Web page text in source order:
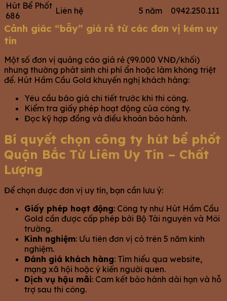
Hút Bể Phốt
686
Liên hệ 5 năm 0942.250.111
Cảnh giác “bẫy” giá rẻ từ các đơn vị kém uy
tín
Một số đơn vị quảng cáo giá rẻ (99.000 VNĐ/khối)
nhưng thường phát sinh chi phí ẩn hoặc làm không triệt
để. Hút Hầm Cầu Gold khuyến nghị khách hàng:
Yêu cầu báo giá chi tiết trước khi thi công.
Kiểm tra giấy phép hoạt động của công ty.
Đọc kỹ hợp đồng và điều khoản bảo hành.
Bí quyết chọn công ty hút bể phốt
Quận Bắc Từ Liêm Uy Tín – Chất
Lượng
Để chọn được đơn vị uy tín, bạn cần lưu ý:
Giấy phép hoạt động: Công ty như Hút Hầm Cầu
Gold cần được cấp phép bởi Bộ Tài nguyên và Môi
trường.
Kinh nghiệm: Ưu tiên đơn vị có trên 5 năm kinh
nghiệm.
Đánh giá khách hàng: Tìm hiểu qua website,
mạng xã hội hoặc ý kiến người quen.
Dịch vụ hậu mãi: Cam kết bảo hành dài hạn và hỗ
trợ sau thi công.